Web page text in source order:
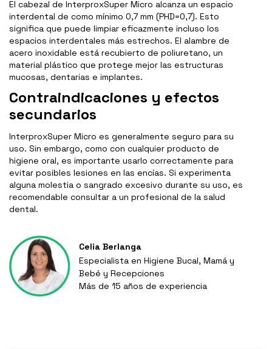
El cabezal de InterproxSuper Micro alcanza un espacio
interdental de como mínimo 0,7 mm (PHD=0,7). Esto
significa que puede limpiar eficazmente incluso los
espacios interdentales más estrechos. El alambre de
acero inoxidable está recubierto de poliuretano, un
material plástico que protege mejor las estructuras
mucosas, dentarias e implantes.
Contraindicaciones y efectos
secundarios
InterproxSuper Micro es generalmente seguro para su
uso. Sin embargo, como con cualquier producto de
higiene oral, es importante usarlo correctamente para
evitar posibles lesiones en las encías. Si experimenta
alguna molestia o sangrado excesivo durante su uso, es
recomendable consultar a un profesional de la salud
dental.
Celia Berlanga
Especialista en Higiene Bucal, Mamá y
Bebé y Recepciones
Más de 15 años de experiencia